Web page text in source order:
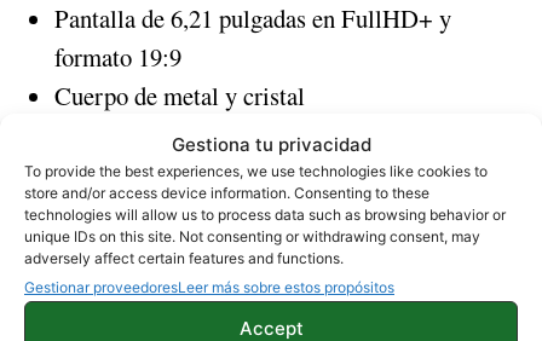
Gestiona tu privacidad
To provide the best experiences, we use technologies like cookies to
store and/or access device information. Consenting to these
technologies will allow us to process data such as browsing behavior or
unique IDs on this site. Not consenting or withdrawing consent, may
adversely affect certain features and functions.
Gestionar proveedoresLeer más sobre estos propósitos
Accept
Pantalla de 6,21 pulgadas en FullHD+ y
formato 19:9
Cuerpo de metal y cristal
Procesador Qualcomm Snapdragon 845
Cámara trasera de 12+12 megapíxeles
Cámara delantera de 20 megapíxeles
6 GB de memoria RAM
64, 128 o 256 GB de almacenamiento